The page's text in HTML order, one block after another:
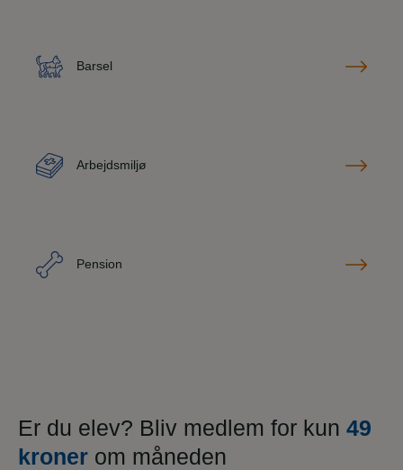
Barsel
Arbejdsmiljø
Pension
Er du elev? Bliv medlem for kun 49
kroner om måneden